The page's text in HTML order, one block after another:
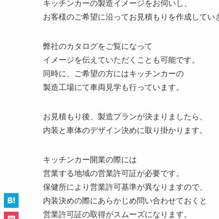
キッチンカーの製造イメージをお伺いし、
お客様のご希望に沿ってお見積もりを作成してい
弊社のカタログをご覧になって
イメージを伝えていただくことも可能です。
同時に、ご希望の方にはキッチンカーの
製造工場にて車両見学も行っています。
お見積もり後、製造プランが決まりましたら、
内装と車体のデザイン決めに取り掛かります。
キッチンカー開業の際には
営業する地域の営業許可証が必要です。
保健所により営業許可基準が異なりますので、
内装決めの際にあらかじめ問い合わせておくと
営業許可証の取得がスムーズになります。